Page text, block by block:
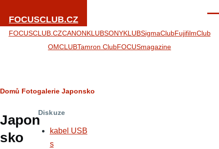
FOCUSCLUB.CZ
FOCUSCLUB.CZCANONKLUBSONYKLUBSigmaClubFujifilmClub
OMCLUBTamron ClubFOCUSmagazine
Drobečková
navigace
Domů Fotogalerie Japonsko
Japon
sko
Diskuze
kabel USB
s